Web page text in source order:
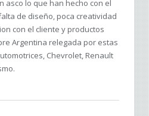
asco lo que han hecho con el
de diseño, poca creatividad
con el cliente y productos
Argentina relegada por estas
Chevrolet, Renault